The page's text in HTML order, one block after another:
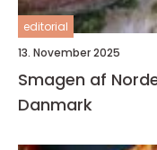
editorial
13. November 2025
Smagen af
Danmark